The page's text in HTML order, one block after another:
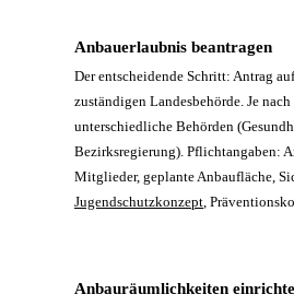
Anbauerlaubnis beantragen
Der entscheidende Schritt: Antrag
zuständigen Landesbehörde. Je
unterschiedliche Behörden
Bezirksregierung). Pflichtangaben:
Mitglieder, geplante Anbaufläche,
Jugendschutzkonzept,
Anbauräumlichkeiten